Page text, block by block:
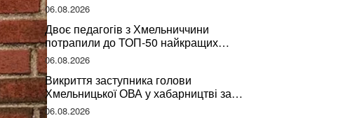
06.08.2026
Двоє педагогів з Хмельниччини
потрапили до ТОП-50 найкращих
учителів України
06.08.2026
Викриття заступника голови
Хмельницької ОВА у хабарництві за
підписання контрактів на ремонт доріг
06.08.2026